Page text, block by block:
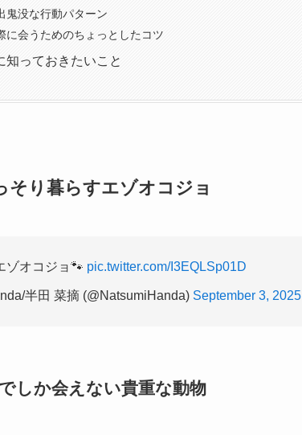
鬼没な行動パターン
に会うためのちょっとしたコツ
知っておきたいこと
そり暮らすエゾオコジョ
ゾオコジョ🐾 pic.twitter.com/I3EQLSp01D
半田 菜摘 (@NatsumiHanda) September 3, 2025
しか会えない貴重な動物